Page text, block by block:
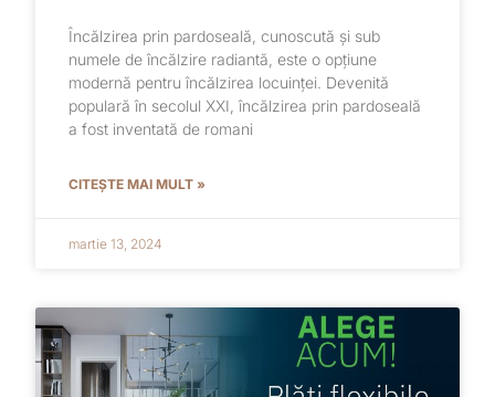
Încălzirea prin pardoseală, cunoscută și sub
numele de încălzire radiantă, este o opțiune
modernă pentru încălzirea locuinței. Devenită
populară în secolul XXI, încălzirea prin pardoseală
a fost inventată de romani
CITEȘTE MAI MULT »
martie 13, 2024